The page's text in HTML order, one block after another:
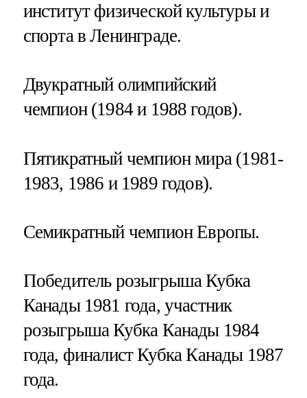
институт физической культуры и
спорта в Ленинграде.
Двукратный олимпийский
чемпион (1984 и 1988 годов).
Пятикратный чемпион мира (1981-
1983, 1986 и 1989 годов).
Семикратный чемпион Европы.
Победитель розыгрыша Кубка
Канады 1981 года, участник
розыгрыша Кубка Канады 1984
года, финалист Кубка Канады 1987
года.